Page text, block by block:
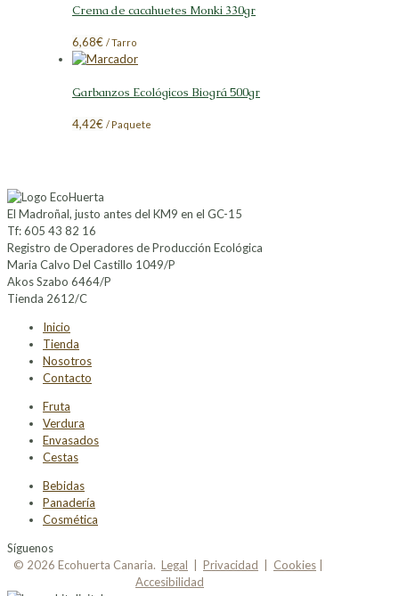
Crema de cacahuetes Monki 330gr
6,68€ / Tarro
Garbanzos Ecológicos Biográ 500gr
4,42€ / Paquete
El Madroñal, justo antes del KM9 en el GC-15
Tf: 605 43 82 16
Registro de Operadores de Producción Ecológica
Maria Calvo Del Castillo 1049/P
Akos Szabo 6464/P
Tienda 2612/C
Inicio
Tienda
Nosotros
Contacto
Fruta
Verdura
Envasados
Cestas
Bebidas
Panadería
Cosmética
Síguenos
© 2026 Ecohuerta Canaria. Legal Privacidad Cookies
Accesibilidad